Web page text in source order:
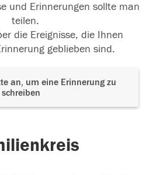
und Erinnerungen sollte man
teilen.
die Ereignisse, die Ihnen
geblieben sind.
an, um eine Erinnerung zu
schreiben